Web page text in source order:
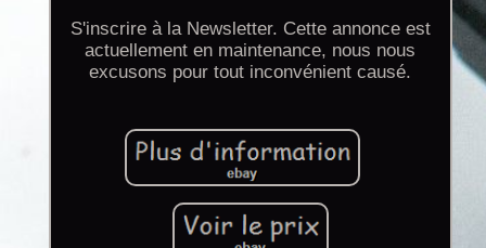
S'inscrire à la Newsletter. Cette annonce est
actuellement en maintenance, nous nous
excusons pour tout inconvénient causé.